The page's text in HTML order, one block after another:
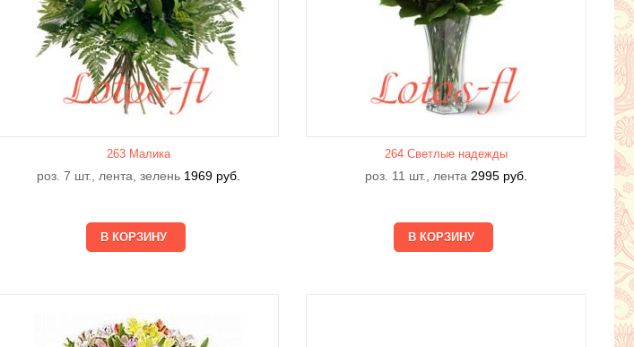
263 Малика
роз. 7 шт., лента, зелень 1969 руб.
264 Светлые надежды
роз. 11 шт., лента 2995 руб.